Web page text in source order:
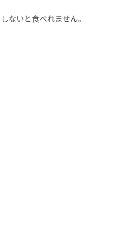
ないと食べれません。